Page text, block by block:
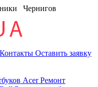
Чернигов
Контакты Оставить заявку
AcerРемонт